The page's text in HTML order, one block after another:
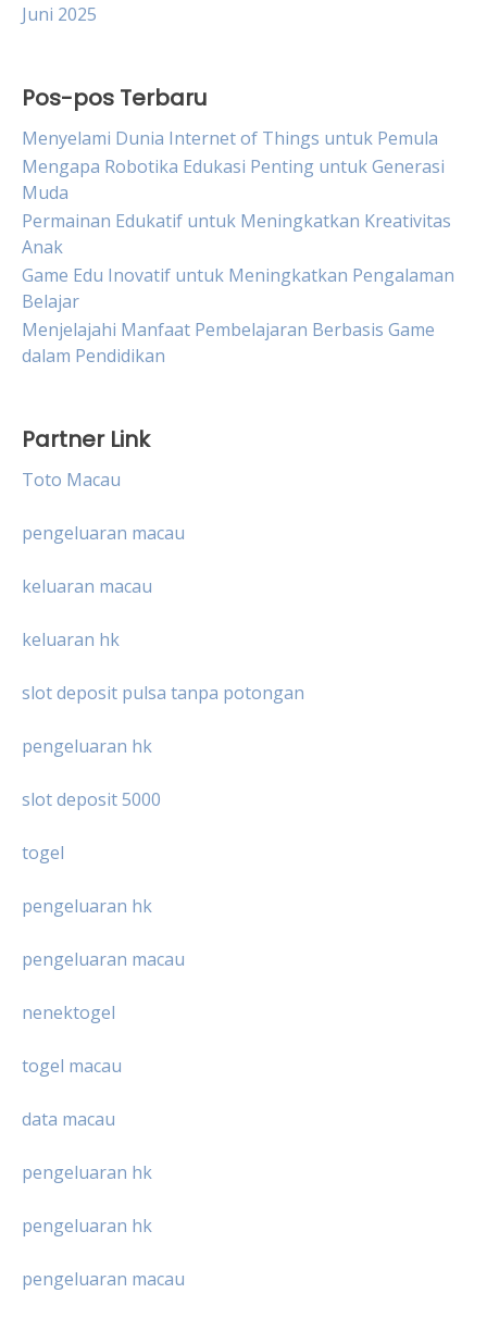
Juni 2025
Pos-pos Terbaru
Menyelami Dunia Internet of Things untuk Pemula
Mengapa Robotika Edukasi Penting untuk Generasi
Muda
Permainan Edukatif untuk Meningkatkan Kreativitas
Anak
Game Edu Inovatif untuk Meningkatkan Pengalaman
Belajar
Menjelajahi Manfaat Pembelajaran Berbasis Game
dalam Pendidikan
Partner Link
Toto Macau
pengeluaran macau
keluaran macau
keluaran hk
slot deposit pulsa tanpa potongan
pengeluaran hk
slot deposit 5000
togel
pengeluaran hk
pengeluaran macau
nenektogel
togel macau
data macau
pengeluaran hk
pengeluaran hk
pengeluaran macau